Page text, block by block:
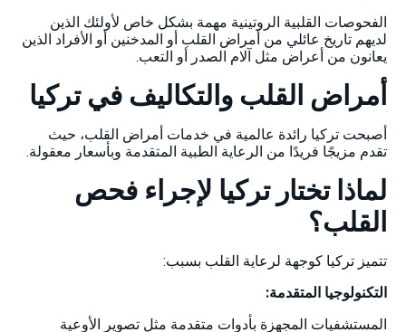
الفحوصات القلبية الروتينية مهمة بشكل خاص لأولئك الذين
لديهم تاريخ عائلي من أمراض القلب أو المدخنين أو الأفراد الذين
يعانون من أعراض مثل آلام الصدر أو التعب.
أمراض القلب والتكاليف في تركيا
أصبحت تركيا رائدة عالمية في خدمات أمراض القلب، حيث
تقدم مزيجًا فريدًا من الرعاية الطبية المتقدمة وبأسعار معقولة.
لماذا تختار تركيا لإجراء فحص
القلب؟
تتميز تركيا كوجهة لرعاية القلب بسبب:
التكنولوجيا المتقدمة:
المستشفيات المجهزة بأدوات متقدمة مثل تصوير الأوعية